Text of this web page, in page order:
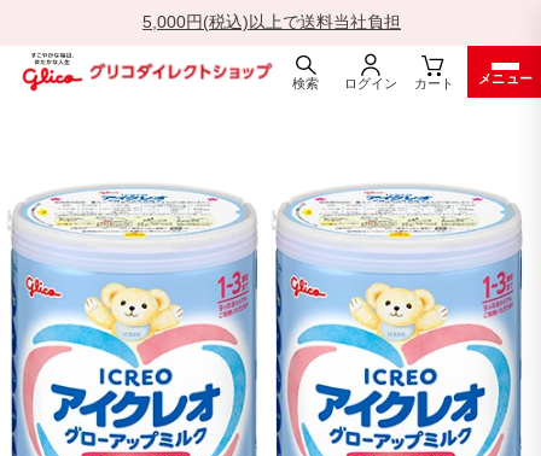
す
る
一
時
5,000円(税込)以上で送料当社負担
検索 ログイン カート メニュー